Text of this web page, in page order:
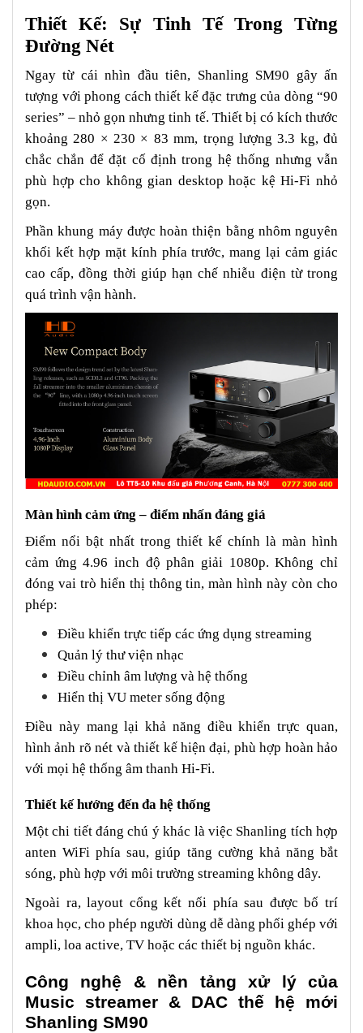
Thiết Kế: Sự Tinh Tế Trong Từng
Đường Nét
Ngay từ cái nhìn đầu tiên, Shanling SM90 gây ấn
tượng với phong cách thiết kế đặc trưng của dòng “90
series” – nhỏ gọn nhưng tinh tế. Thiết bị có kích thước
khoảng 280 × 230 × 83 mm, trọng lượng 3.3 kg, đủ
chắc chắn để đặt cố định trong hệ thống nhưng vẫn
phù hợp cho không gian desktop hoặc kệ Hi-Fi nhỏ
gọn.
Phần khung máy được hoàn thiện bằng nhôm nguyên
khối kết hợp mặt kính phía trước, mang lại cảm giác
cao cấp, đồng thời giúp hạn chế nhiễu điện từ trong
quá trình vận hành.
Màn hình cảm ứng – điểm nhấn đáng giá
Điểm nổi bật nhất trong thiết kế chính là màn hình
cảm ứng 4.96 inch độ phân giải 1080p. Không chỉ
đóng vai trò hiển thị thông tin, màn hình này còn cho
phép:
Điều khiển trực tiếp các ứng dụng streaming
Quản lý thư viện nhạc
Điều chỉnh âm lượng và hệ thống
Hiển thị VU meter sống động
Điều này mang lại khả năng điều khiển trực quan,
hình ảnh rõ nét và thiết kế hiện đại, phù hợp hoàn hảo
với mọi hệ thống âm thanh Hi-Fi.
Thiết kế hướng đến đa hệ thống
Một chi tiết đáng chú ý khác là việc Shanling tích hợp
anten WiFi phía sau, giúp tăng cường khả năng bắt
sóng, phù hợp với môi trường streaming không dây.
Ngoài ra, layout cổng kết nối phía sau được bố trí
khoa học, cho phép người dùng dễ dàng phối ghép với
ampli, loa active, TV hoặc các thiết bị nguồn khác.
Công nghệ & nền tảng xử lý của
Music streamer & DAC thế hệ mới
Shanling SM90